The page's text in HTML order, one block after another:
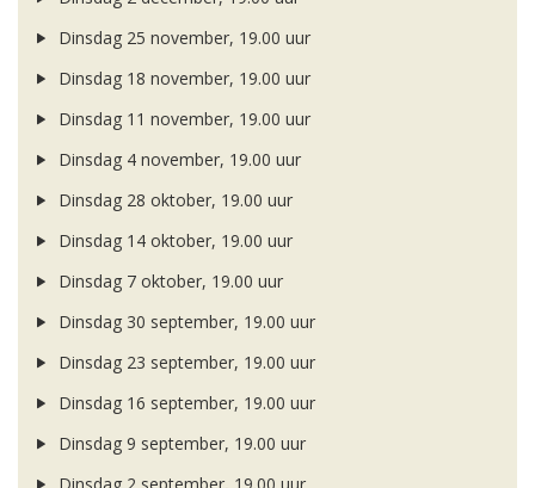
Dinsdag 25 november, 19.00 uur
Dinsdag 18 november, 19.00 uur
Dinsdag 11 november, 19.00 uur
Dinsdag 4 november, 19.00 uur
Dinsdag 28 oktober, 19.00 uur
Dinsdag 14 oktober, 19.00 uur
Dinsdag 7 oktober, 19.00 uur
Dinsdag 30 september, 19.00 uur
Dinsdag 23 september, 19.00 uur
Dinsdag 16 september, 19.00 uur
Dinsdag 9 september, 19.00 uur